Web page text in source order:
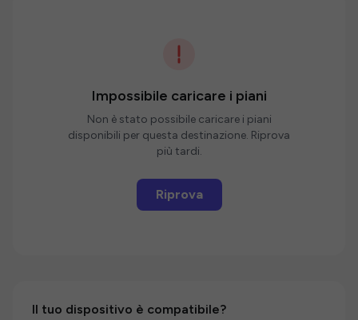
Impossibile caricare i piani
Non è stato possibile caricare i piani
disponibili per questa destinazione. Riprova
più tardi.
Riprova
Il tuo dispositivo è compatibile?